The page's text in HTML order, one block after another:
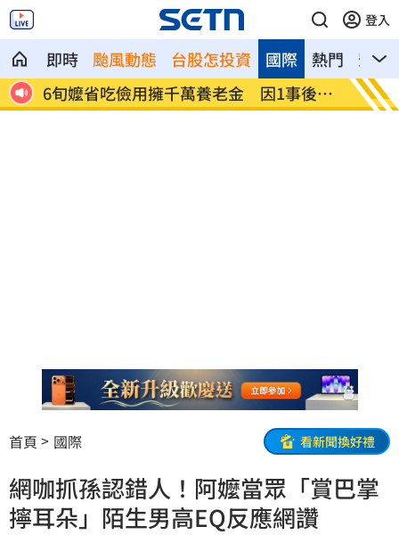
登入
即時 颱風動態 台股怎投資 熱門 影音
國際
中
6旬嬤省吃儉用擁千萬養老金 因1事後悔
了
RIIZE
首頁 國際 看新聞換好禮
網咖抓孫認錯人！阿嬤當眾「賞巴掌
擰耳朵」陌生男高EQ反應網讚